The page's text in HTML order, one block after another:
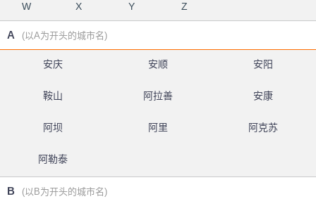
W X Y Z
A (以A为开头的城市名)
安庆 安顺 安阳
鞍山 阿拉善 安康
阿坝 阿里 阿克苏
阿勒泰
B (以B为开头的城市名)